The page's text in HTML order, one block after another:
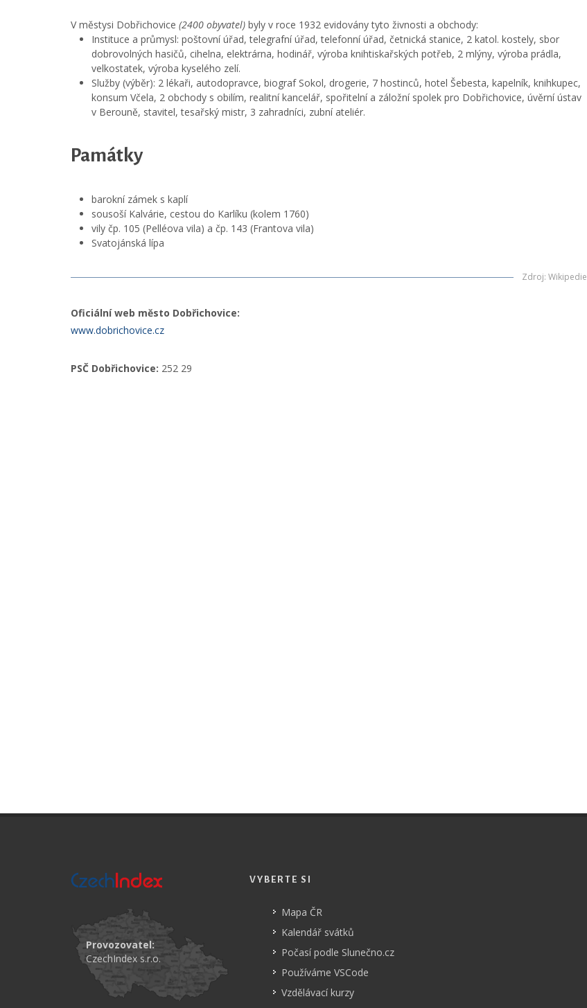
V městysi Dobřichovice (2400 obyvatel) byly v roce 1932 evidovány tyto živnosti a obchody:
Instituce a průmysl: poštovní úřad, telegrafní úřad, telefonní úřad, četnická stanice, 2 katol. kostely, sbor
dobrovolných hasičů, cihelna, elektrárna, hodinář, výroba knihtiskařských potřeb, 2 mlýny, výroba prádla,
velkostatek, výroba kyselého zelí.
Služby (výběr): 2 lékaři, autodopravce, biograf Sokol, drogerie, 7 hostinců, hotel Šebesta, kapelník, knihkupec,
konsum Včela, 2 obchody s obilím, realitní kancelář, spořitelní a záložní spolek pro Dobřichovice, úvěrní ústav
v Berouně, stavitel, tesařský mistr, 3 zahradníci, zubní ateliér.
Památky
barokní zámek s kaplí
sousoší Kalvárie, cestou do Karlíku (kolem 1760)
vily čp. 105 (Pelléova vila) a čp. 143 (Frantova vila)
Svatojánská lípa
Zdroj: Wikipedie
Oficiální web město Dobřichovice:
www.dobrichovice.cz
PSČ Dobřichovice: 252 29
Provozovatel:
CzechIndex s.r.o.
VYBERTE SI
Mapa ČR
Kalendář svátků
Počasí podle Slunečno.cz
Používáme VSCode
Vzdělávací kurzy